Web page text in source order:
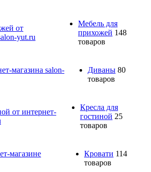
Мебель для
прихожей 148
товаров
Диваны 80
товаров
Кресла для
гостиной 25
товаров
Кровати 114
товаров